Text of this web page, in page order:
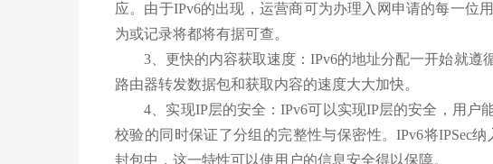
应。由于IPv6的出现，运营商可为办理入网申请的每一位
为或记录将都将有据可查。
3、更快的内容获取速度：IPv6的地址分配一开始就遵
路由器转发数据包和获取内容的速度大大加快。
4、实现IP层的安全：IPv6可以实现IP层的安全，用户
校验的同时保证了分组的完整性与保密性。IPv6将IPSec
封包中，这一特性可以使用户的信息安全得以保障。